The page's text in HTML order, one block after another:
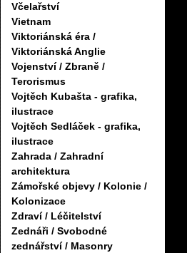
Včelařství
Vietnam
Viktoriánská éra /
Viktoriánská Anglie
Vojenství / Zbraně /
Terorismus
Vojtěch Kubašta - grafika,
ilustrace
Vojtěch Sedláček - grafika,
ilustrace
Zahrada / Zahradní
architektura
Zámořské objevy / Kolonie /
Kolonizace
Zdraví / Léčitelství
Zednáři / Svobodné
zednářství / Masonry